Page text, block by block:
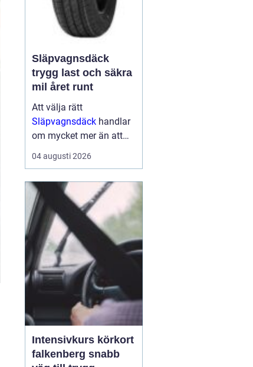
Släpvagnsdäck
trygg last och säkra
mil året runt
Att välja rätt
Släpvagnsdäck handlar
om mycket mer än att
bara hitta rätt
dimension. Däckens
påverkar både
bromssträcka, stabilitet,
köregenskaper och i
förlängningen säkerhe...
04 augusti 2026
Intensivkurs körkort
falkenberg snabb